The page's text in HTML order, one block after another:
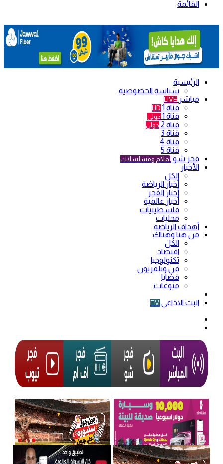
القائمة
الرئيسية
سياسة الخصوصية
مباشر LIVE
قناة 1 HD
قناة 1 دولي
قناة 2 دولي
قناة 3
قناة 4
قناة 5
فجر شو أفلام ومسلسلات
الأخبار
الكل
أخبار الرياضة
أخبار الفجر
أخبار عالمية
فلسطينيات
محليات
أهداف الرياضة
من هنا وهناك
الكل
اقتصاد
تكنولوجيا
فن وتلفزيون
قضايا
منوعات
البث الاذاعي FM